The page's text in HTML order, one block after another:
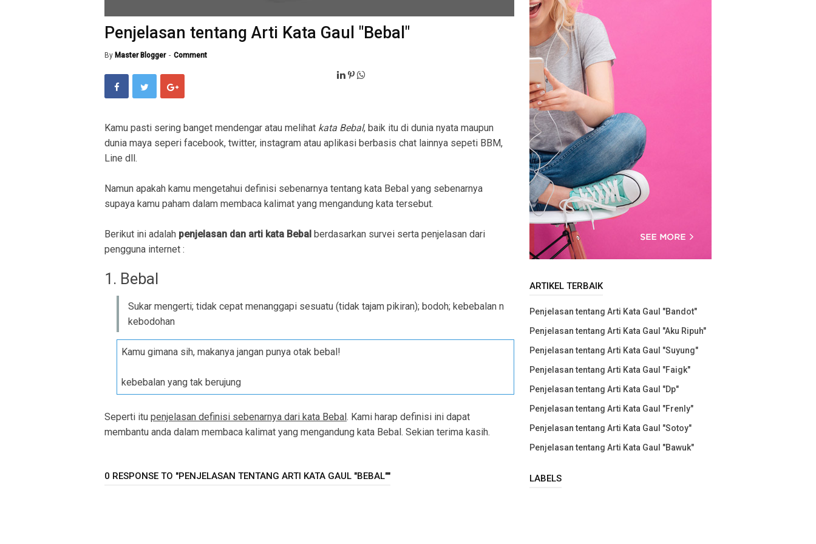
Penjelasan tentang Arti Kata Gaul "Bebal"
By Master Blogger Comment
Kamu pasti sering banget mendengar atau melihat kata Bebal, baik itu di dunia nyata maupun
dunia maya seperi facebook, twitter, instagram atau aplikasi berbasis chat lainnya sepeti BBM,
Line dll.
Namun apakah kamu mengetahui definisi sebenarnya tentang kata Bebal yang sebenarnya
supaya kamu paham dalam membaca kalimat yang mengandung kata tersebut.
Berikut ini adalah penjelasan dan arti kata Bebal berdasarkan survei serta penjelasan dari
pengguna internet :
1. Bebal
Sukar mengerti; tidak cepat menanggapi sesuatu (tidak tajam pikiran); bodoh; kebebalan n
kebodohan
Kamu gimana sih, makanya jangan punya otak bebal!
kebebalan yang tak berujung
Seperti itu penjelasan definisi sebenarnya dari kata Bebal. Kami harap definisi ini dapat
membantu anda dalam membaca kalimat yang mengandung kata Bebal. Sekian terima kasih.
0 RESPONSE TO "PENJELASAN TENTANG ARTI KATA GAUL "BEBAL""
ARTIKEL TERBAIK
Penjelasan tentang Arti Kata Gaul "Bandot"
Penjelasan tentang Arti Kata Gaul "Aku Ripuh"
Penjelasan tentang Arti Kata Gaul "Suyung"
Penjelasan tentang Arti Kata Gaul "Faigk"
Penjelasan tentang Arti Kata Gaul "Dp"
Penjelasan tentang Arti Kata Gaul "Frenly"
Penjelasan tentang Arti Kata Gaul "Sotoy"
Penjelasan tentang Arti Kata Gaul "Bawuk"
LABELS